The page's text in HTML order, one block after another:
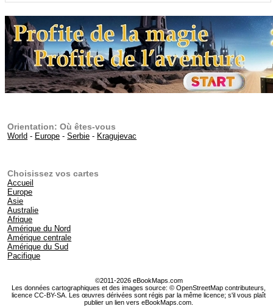
Orientation: Où êtes-vous
World - Europe -Serbie - Kragujevac
Choisissez vos cartes
Accueil
Europe
Asie
Australie
Afrique
Amérique du Nord
Amérique centrale
Amérique du Sud
Pacifique
©2011-2026 eBookMaps.com
Les données cartographiques et des images source: © OpenStreetMap contributeurs,
licence CC-BY-SA. Les œuvres dérivées sont régis par la même licence; s'il vous plaît
publier un lien vers eBookMaps.com.